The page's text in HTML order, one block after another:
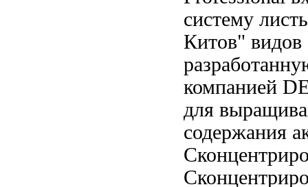
систему
Китов" видов
компанией
для
содержания